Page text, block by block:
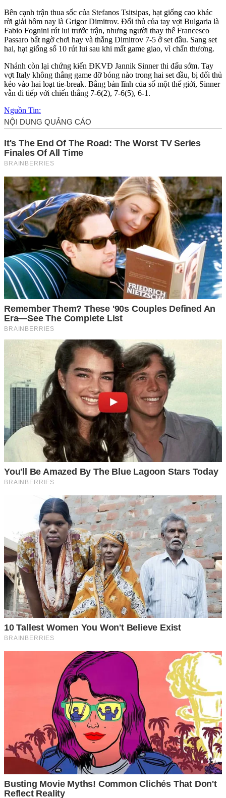
Bên cạnh trận thua sốc của Stefanos Tsitsipas, hạt giống cao khác
rời giải hôm nay là Grigor Dimitrov. Đối thủ của tay vợt Bulgaria là
Fabio Fognini rút lui trước trận, nhưng người thay thế Francesco
Passaro bất ngờ chơi hay và thắng Dimitrov 7-5 ở set đầu. Sang set
hai, hạt giống số 10 rút lui sau khi mất game giao, vì chấn thương.
Nhánh còn lại chứng kiến ĐKVĐ Jannik Sinner thi đấu sớm. Tay
vợt Italy không thắng game đỡ bóng nào trong hai set đầu, bị đối thủ
kéo vào hai loạt tie-break. Bằng bản lĩnh của số một thế giới, Sinner
vẫn đi tiếp với chiến thắng 7-6(2), 7-6(5), 6-1.
Nguồn Tin: